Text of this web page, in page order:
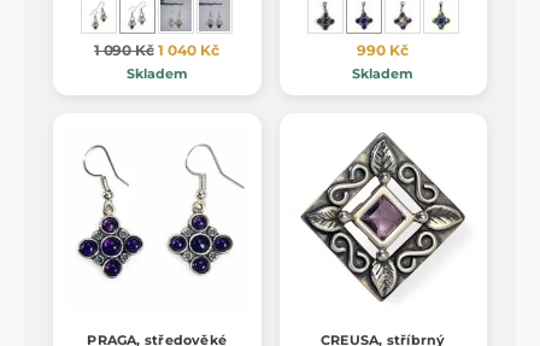
1 090 Kč 1 040 Kč
Skladem
990 Kč
Skladem
PRAGA, středověké
CREUSA, stříbrný